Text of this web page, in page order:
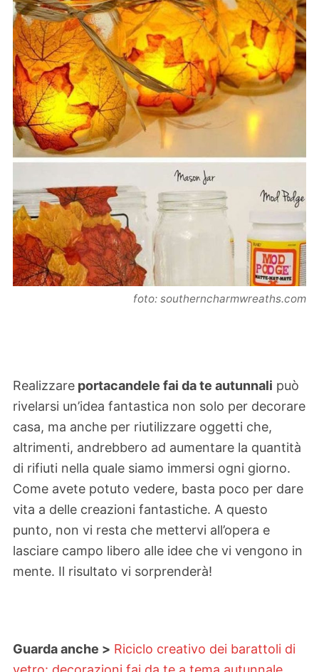
foto: southerncharmwreaths.com
Realizzare portacandele fai da te autunnali può
rivelarsi un’idea fantastica non solo per decorare
casa, ma anche per riutilizzare oggetti che,
altrimenti, andrebbero ad aumentare la quantità
di rifiuti nella quale siamo immersi ogni giorno.
Come avete potuto vedere, basta poco per dare
vita a delle creazioni fantastiche. A questo
punto, non vi resta che mettervi all’opera e
lasciare campo libero alle idee che vi vengono in
mente. Il risultato vi sorprenderà!
Guarda anche > Riciclo creativo dei barattoli di